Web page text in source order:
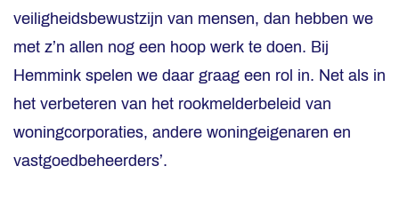
veiligheidsbewustzijn van mensen, dan hebben we
met z’n allen nog een hoop werk te doen. Bij
Hemmink spelen we daar graag een rol in. Net als in
het verbeteren van het rookmelderbeleid van
woningcorporaties, andere woningeigenaren en
vastgoedbeheerders’.